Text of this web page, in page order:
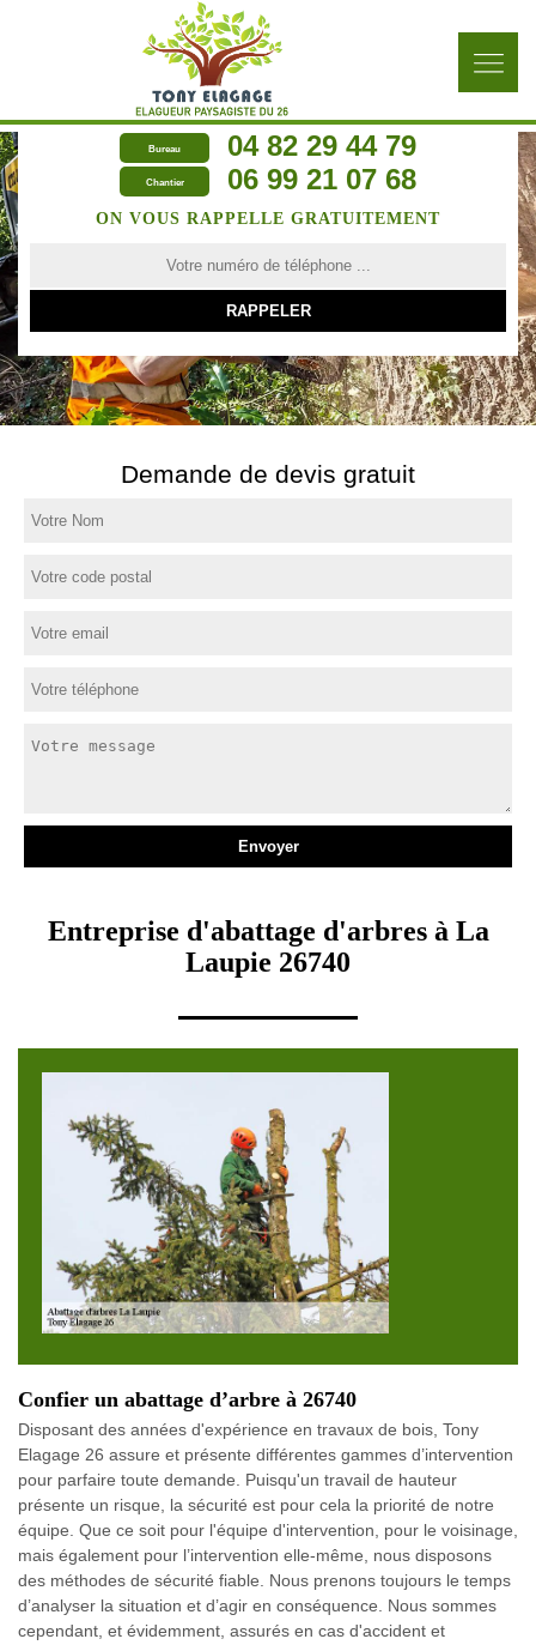
Bureau 04 82 29 44 79
Chantier 06 99 21 07 68
ON VOUS RAPPELLE GRATUITEMENT
Demande de devis gratuit
Entreprise d'abattage d'arbres à La
Laupie 26740
Confier un abattage d’arbre à 26740
Disposant des années d'expérience en travaux de bois, Tony
Elagage 26 assure et présente différentes gammes d’intervention
pour parfaire toute demande. Puisqu'un travail de hauteur
présente un risque, la sécurité est pour cela la priorité de notre
équipe. Que ce soit pour l'équipe d'intervention, pour le voisinage,
mais également pour l’intervention elle-même, nous disposons
des méthodes de sécurité fiable. Nous prenons toujours le temps
d’analyser la situation et d’agir en conséquence. Nous sommes
cependant, et évidemment, assurés en cas d'accident et